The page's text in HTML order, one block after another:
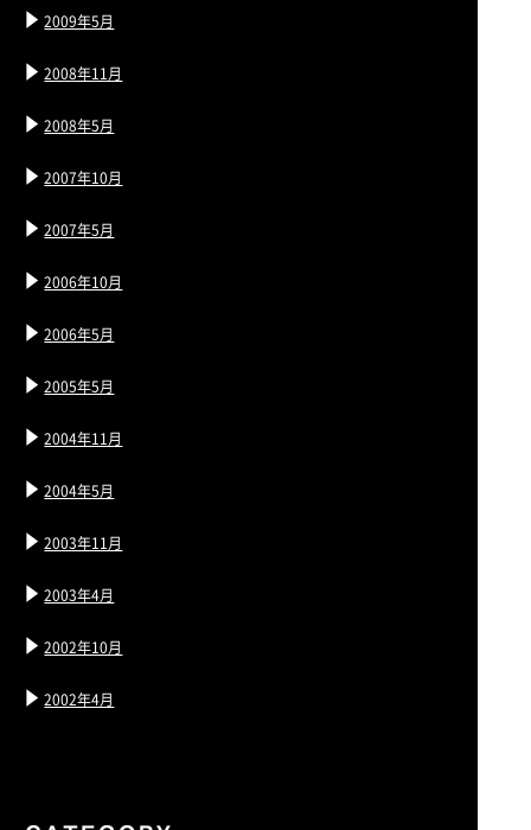
2009年5月
2008年11月
2008年5月
2007年10月
2007年5月
2006年10月
2006年5月
2005年5月
2004年11月
2004年5月
2003年11月
2003年4月
2002年10月
2002年4月